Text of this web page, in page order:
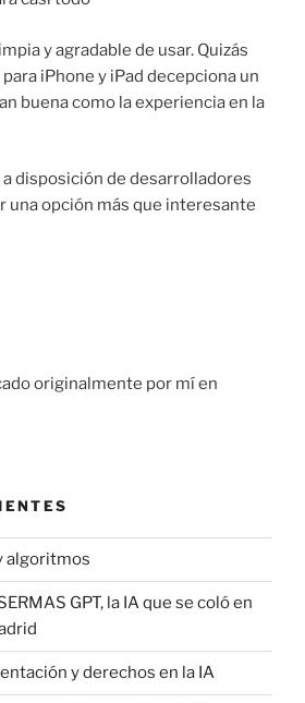
y agradable de usar. Quizás
iPhone y iPad decepciona un
buena como la experiencia en la
a disposición de desarrolladores
una opción más que interesante
originalmente por mí en
algoritmos
GPT, la IA que se coló en
y derechos en la IA